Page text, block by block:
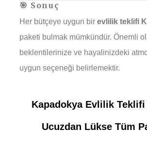
🎯 Sonuç
Her bütçeye uygun bir evlilik teklifi
paketi bulmak mümkündür. Önemli
beklentilerinize ve hayalinizdeki
uygun seçeneği belirlemektir.
Kapadokya Evlilik Teklifi
Ucuzdan Lükse Tüm